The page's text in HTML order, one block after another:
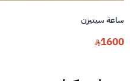
ساعة سيتيزن
1600